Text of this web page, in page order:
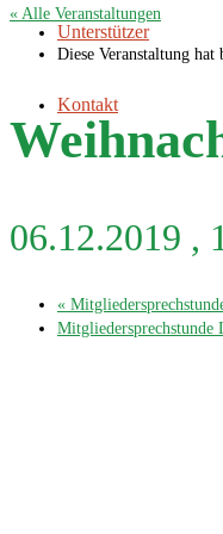
Unterstützer
Kontakt
« Alle Veranstaltungen
Diese Veranstaltung hat
06.12.2019 ,
«
Mitgliedersprechstunde